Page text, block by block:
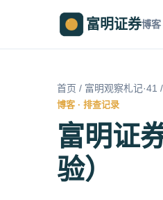
富明证券博客
首页 / 富明观察札记·41
博客 · 排查记录
富明证
验）